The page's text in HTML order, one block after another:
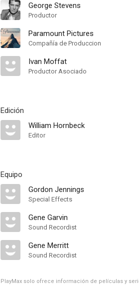
George Stevens
Productor
Paramount Pictures
Compañía de Produccion
Ivan Moffat
Productor Asociado
Edición
William Hornbeck
Editor
Equipo
Gordon Jennings
Special Effects
Gene Garvin
Sound Recordist
Gene Merritt
Sound Recordist
PlayMax solo ofrece información de películas y